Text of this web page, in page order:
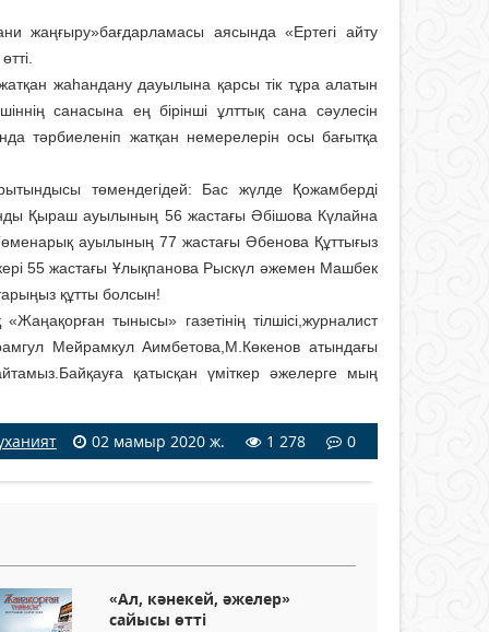
жаңғыру»бағдарламасы аясында «Ертегі айту
жаһандану дауылына қарсы тік тұра алатын
санасына ең бірінші ұлттық сана сәулесін
тәрбиеленіп жатқан немерелерін осы бағытқа
төмендегідей: Бас жүлде Қожамберді
Қыраш ауылының 56 жастағы Әбішова Күлайна
ауылының 77 жастағы Әбенова Құттығыз
55 жастағы Ұлықпанова Рыскүл әжемен Машбек
құтты болсын!
тынысы» газетінің тілшісі,журналист
Мейрамкул Аимбетова,М.Көкенов атындағы
қатысқан үміткер әжелерге мың
02 мамыр 2020 ж. 1 278 0
«Ал, кәнекей, әжелер»
сайысы өтті